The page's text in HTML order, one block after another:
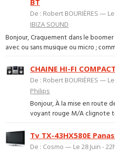
BT
De : Robert BOURIÈRES —
IBIZA SOUND
Bonjour, Craquement dans le
avec ou sans musique ou micro ;
CHAINE HI-FI COMPACT
De : Robert BOURIÈRES —
Philips
Bonjour, À la mise en route
voyant rouge M/A clignote
Tv TX-43HX580E
De : Cosmo — Le 28 Juin -